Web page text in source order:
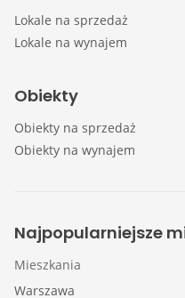
Lokale na sprzedaż
Lokale na wynajem
Obiekty
Obiekty na sprzedaż
Obiekty na wynajem
Najpopularniejsze
Mieszkania
Warszawa